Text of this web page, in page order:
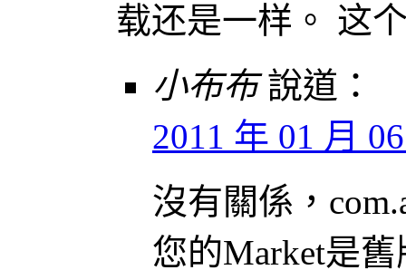
载还是一样。 这
小布布 說道：
2011 年 01 月
沒有關係，
您的Market是